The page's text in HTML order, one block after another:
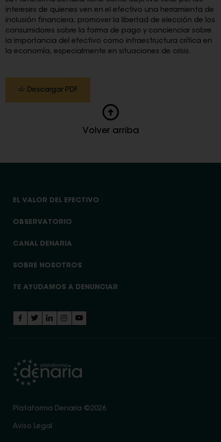
intereses de quienes ven en el efectivo una herramienta de
inclusión financiera, promover la libertad de elección de los
consumidores sobre la forma de pago y concienciar sobre
la importancia del efectivo como infraestructura crítica en
la economía, especialmente en situaciones de crisis.
Descargar PDF
Volver arriba
EL VALOR DEL EFECTIVO
OBSERVATORIO
CANAL DENARIA
SOBRE NOSOTROS
TE AYUDAMOS A DENUNCIAR
Plataforma Denaria ©2026
Aviso Legal